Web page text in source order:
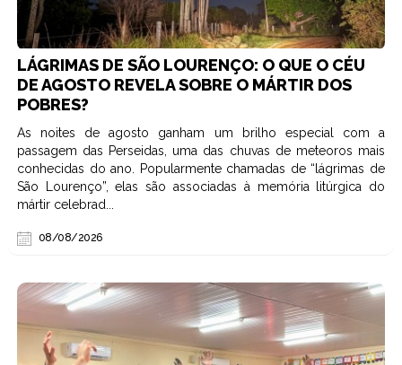
LÁGRIMAS DE SÃO LOURENÇO: O QUE O CÉU
DE AGOSTO REVELA SOBRE O MÁRTIR DOS
POBRES?
As noites de agosto ganham um brilho especial com a
passagem das Perseidas, uma das chuvas de meteoros mais
conhecidas do ano. Popularmente chamadas de “lágrimas de
São Lourenço”, elas são associadas à memória litúrgica do
mártir celebrad...
08/08/2026